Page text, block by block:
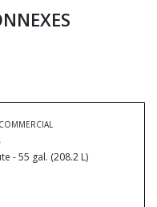
- 55 gal. (208.2 L)